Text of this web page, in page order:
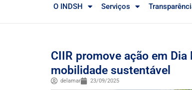
O INDSH Serviços
CIIR promove ação em
mobilidade sustentável
delamar 23/09/2025